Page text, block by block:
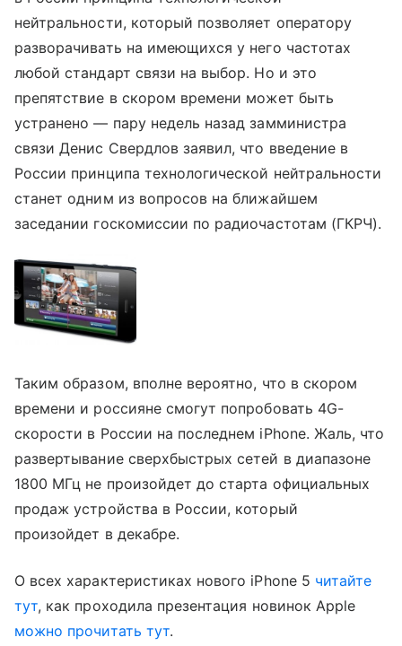
нейтральности, который позволяет оператору
разворачивать на имеющихся у него частотах
любой стандарт связи на выбор. Но и это
препятствие в скором времени может быть
устранено — пару недель назад замминистра
связи Денис Свердлов заявил, что введение в
России принципа технологической нейтральности
станет одним из вопросов на ближайшем
заседании госкомиссии по радиочастотам (ГКРЧ).
Таким образом, вполне вероятно, что в скором
времени и россияне смогут попробовать 4G-
скорости в России на последнем iPhone. Жаль, что
развертывание сверхбыстрых сетей в диапазоне
1800 МГц не произойдет до старта официальных
продаж устройства в России, который
произойдет в декабре.
О всех характеристиках нового iPhone 5 читайте
тут, как проходила презентация новинок Apple
можно прочитать тут.